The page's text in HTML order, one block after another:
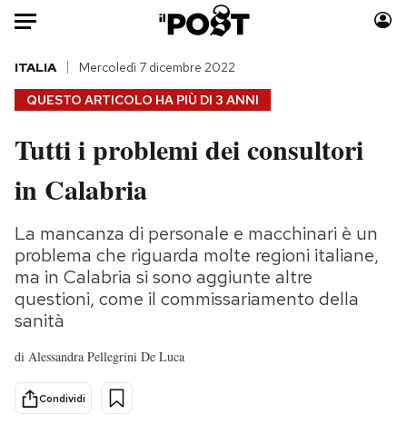
Auto
HOME
Italia
Politica
Tecnologia
Internet
Scienza
Cultura
Sport
Moda
Storie/Idee
Ok Boomer!
Media
Europa
QUESTO ARTICOLO HA PIÙ DI 3 ANNI
ITALIA Mercoledì 7 dicembre 2022
Tutti i problemi dei consultori
in Calabria
La mancanza di personale e macchinari è un
problema che riguarda molte regioni italiane,
ma in Calabria si sono aggiunte altre
questioni, come il commissariamento della
sanità
di Alessandra Pellegrini De Luca
Condividi